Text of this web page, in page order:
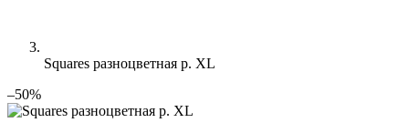
Squares разноцветная р. XL
–50%